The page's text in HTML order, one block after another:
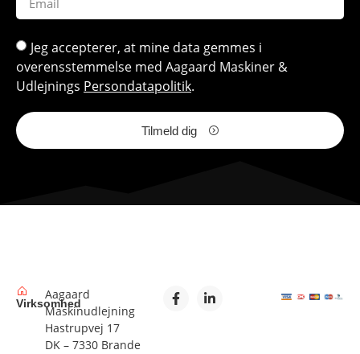
Jeg accepterer, at mine data gemmes i
overensstemmelse med Aagaard Maskiner &
Udlejnings Persondatapolitik.
Tilmeld dig
Virksomhed
Aagaard
Maskinudlejning
Hastrupvej 17
DK – 7330 Brande